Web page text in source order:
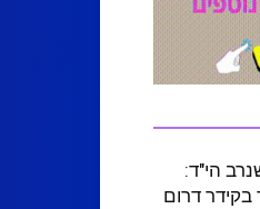
הי"ד:
דרום